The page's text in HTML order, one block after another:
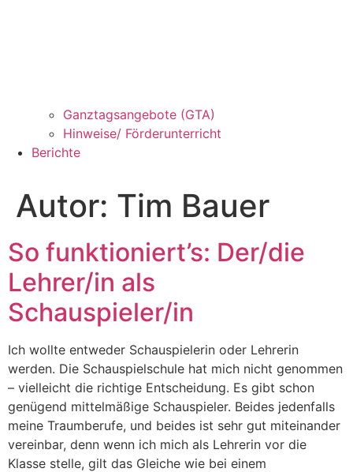
Ganztagsangebote (GTA)
Hinweise/ Förderunterricht
Berichte
Autor: Tim Bauer
So funktioniert’s: Der/die
Lehrer/in als
Schauspieler/in
Ich wollte entweder Schauspielerin oder Lehrerin
werden. Die Schauspielschule hat mich nicht genommen
– vielleicht die richtige Entscheidung. Es gibt schon
genügend mittelmäßige Schauspieler. Beides jedenfalls
meine Traumberufe, und beides ist sehr gut miteinander
vereinbar, denn wenn ich mich als Lehrerin vor die
Klasse stelle, gilt das Gleiche wie bei einem